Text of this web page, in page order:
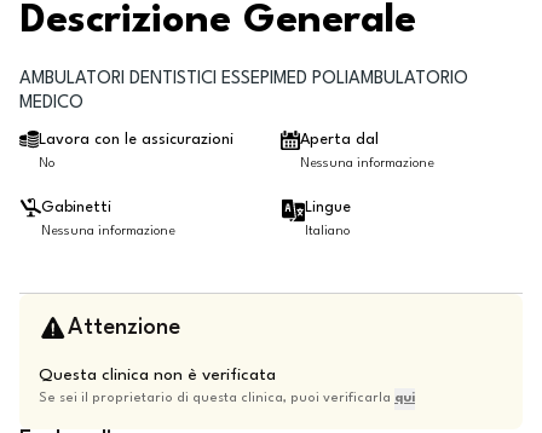
Descrizione Generale
AMBULATORI DENTISTICI ESSEPIMED POLIAMBULATORIO
MEDICO
Lavora con le assicurazioni
No
Aperta dal
Nessuna informazione
Gabinetti
Nessuna informazione
Lingue
Italiano
Attenzione
Questa clinica non è verificata
Se sei il proprietario di questa clinica, puoi verificarla qui